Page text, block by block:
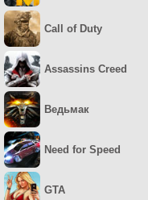
Call of Duty
Assassins Creed
Ведьмак
Need for Speed
GTA